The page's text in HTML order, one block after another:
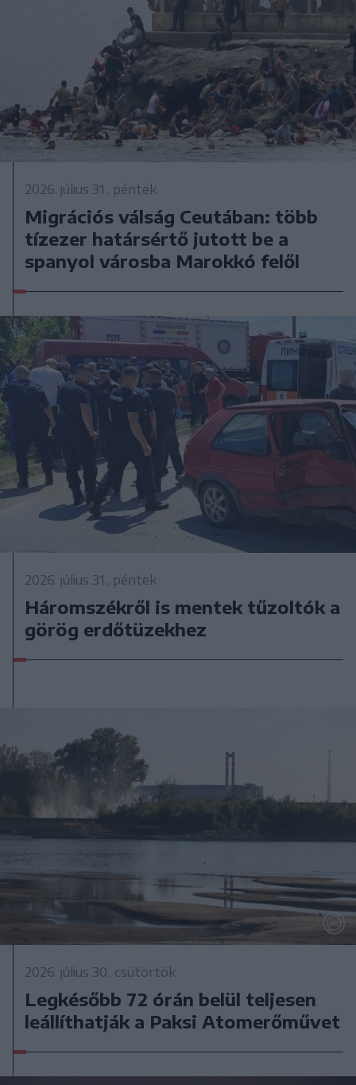
2026. július 31., péntek
Migrációs válság Ceutában: több
tízezer határsértő jutott be a
spanyol városba Marokkó felől
2026. július 31., péntek
Háromszékről is mentek tűzoltók a
görög erdőtüzekhez
2026. július 30., csütörtök
Legkésőbb 72 órán belül teljesen
leállíthatják a Paksi Atomerőművet